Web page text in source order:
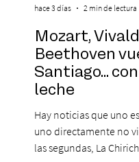
Mozart,
Beethoven
Santiago...
leche
Hay noticias que uno
uno directamente no
las segundas, La
hace 3 días 2 min de lectura